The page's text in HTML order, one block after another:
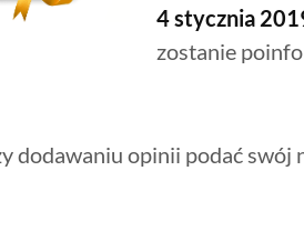
4 stycznia
zostanie
dodawaniu opinii podać swój